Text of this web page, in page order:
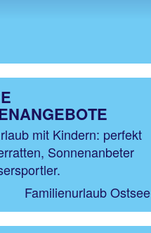
mit Kindern: perfekt
Sonnenanbeter
Familienurlaub Ostsee